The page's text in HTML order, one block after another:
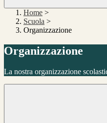
Home >
Scuola >
Organizzazione
Organizzazione
La nostra organizzazione